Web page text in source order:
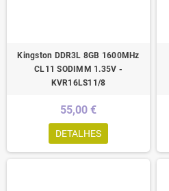
Kingston DDR3L 8GB 1600MHz
CL11 SODIMM 1.35V -
KVR16LS11/8
55,00 €
DETALHES